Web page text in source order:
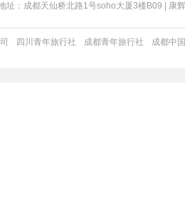
址：成都天仙桥北路1号soho大厦3楼B09 |
四川青年旅行社 成都青年旅行社
成都中